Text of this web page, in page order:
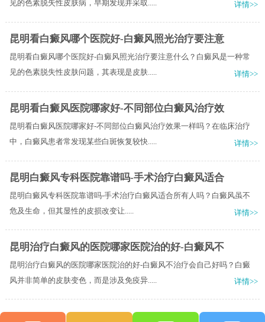
见的色素脱失性皮肤病，早期发现并采取.....
详情>>
昆明看白癜风哪个医院好-白癜风照光治疗要注意
昆明看白癜风哪个医院好-白癜风照光治疗要注意什么？白癜风是一种常
见的色素脱失性皮肤问题，其表现是皮肤.....
详情>>
昆明看白癜风医院哪家好-不同部位白癜风治疗效
昆明看白癜风医院哪家好-不同部位白癜风治疗效果一样吗？在临床治疗
中，白癜风患者常发现某些白斑恢复较快.....
详情>>
昆明白癜风专科医院靠谱吗-手术治疗白癜风适合
昆明白癜风专科医院靠谱吗-手术治疗白癜风适合所有人吗？​白癜风虽不
危及生命，但其显性的皮损改变让.....
详情>>
昆明治疗白癜风的医院哪家医院治的好-白癜风不
昆明治疗白癜风的医院哪家医院治的好-白癜风不治疗会自己好吗？白癜
风并非简单的皮肤变色，而是涉及免疫异.....
详情>>